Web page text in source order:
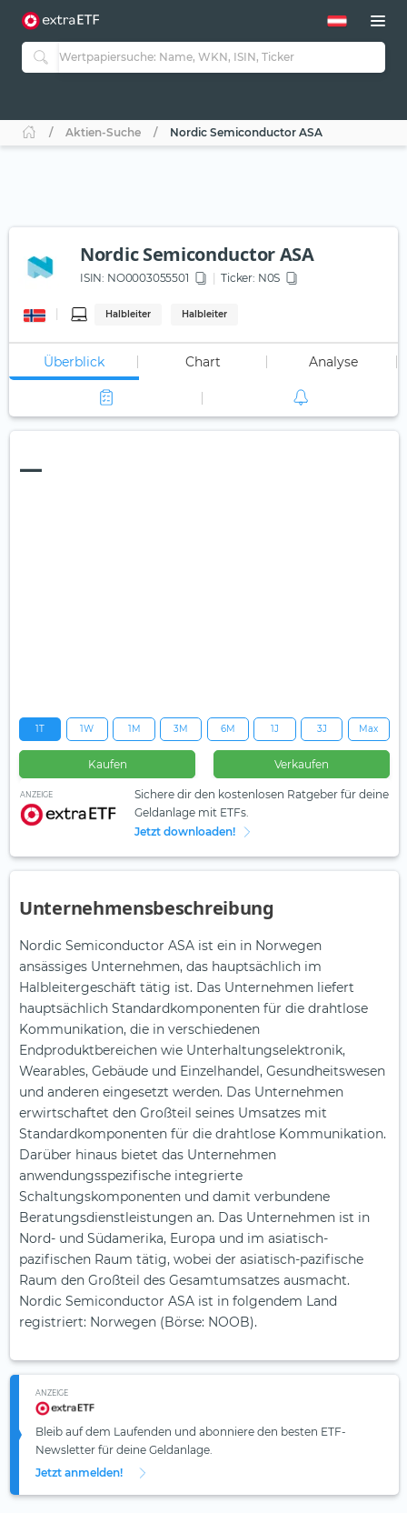
Aktien-Suche Nordic Semiconductor ASA
Nordic Semiconductor ASA
ISIN: NO0003055501 Ticker: N0S
Halbleiter Halbleiter
Überblick Chart Analyse
—
1T 1W 1M 3M 6M 1J 3J Max
Kaufen Verkaufen
ANZEIGE
Sichere dir den kostenlosen Ratgeber für deine
Geldanlage mit ETFs.
Jetzt downloaden!
Unternehmensbeschreibung
Nordic Semiconductor ASA ist ein in Norwegen
ansässiges Unternehmen, das hauptsächlich im
Halbleitergeschäft tätig ist. Das Unternehmen liefert
hauptsächlich Standardkomponenten für die drahtlose
Kommunikation, die in verschiedenen
Endproduktbereichen wie Unterhaltungselektronik,
Wearables, Gebäude und Einzelhandel, Gesundheitswesen
und anderen eingesetzt werden. Das Unternehmen
erwirtschaftet den Großteil seines Umsatzes mit
Standardkomponenten für die drahtlose Kommunikation.
Darüber hinaus bietet das Unternehmen
anwendungsspezifische integrierte
Schaltungskomponenten und damit verbundene
Beratungsdienstleistungen an. Das Unternehmen ist in
Nord- und Südamerika, Europa und im asiatisch-
pazifischen Raum tätig, wobei der asiatisch-pazifische
Raum den Großteil des Gesamtumsatzes ausmacht.
Nordic Semiconductor ASA ist in folgendem Land
registriert: Norwegen (Börse: NOOB).
ANZEIGE
Bleib auf dem Laufenden und abonniere den besten ETF-
Newsletter für deine Geldanlage.
Jetzt anmelden!